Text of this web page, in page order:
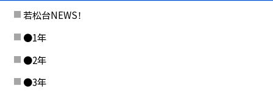
若松台NEWS！
●1年
●2年
●3年